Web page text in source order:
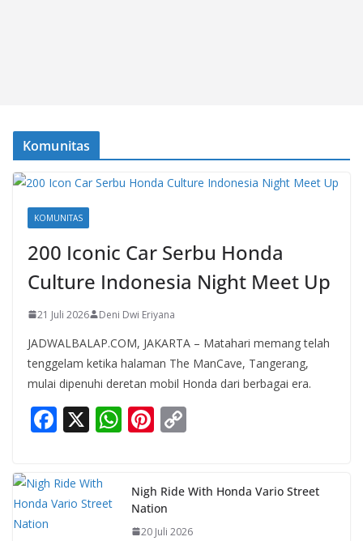
Komunitas
KOMUNITAS
200 Iconic Car Serbu Honda
Culture Indonesia Night Meet Up
21 Juli 2026 Deni Dwi Eriyana
JADWALBALAP.COM, JAKARTA – Matahari memang telah
tenggelam ketika halaman The ManCave, Tangerang,
mulai dipenuhi deretan mobil Honda dari berbagai era.
F
e
b
X W
s
A
Pi
e
st
y
Li
Nigh Ride With Honda Vario Street
Nation
20 Juli 2026